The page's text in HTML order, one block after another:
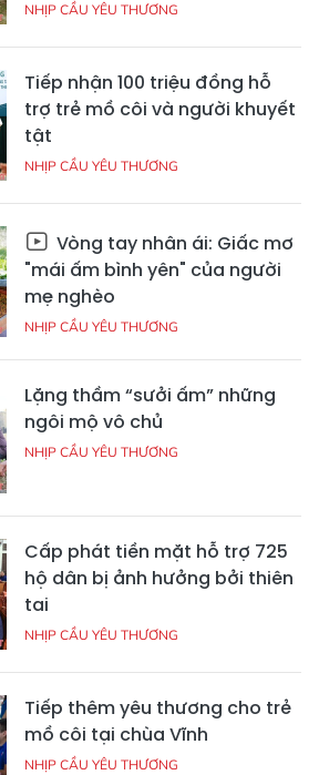
NHỊP CẦU YÊU THƯƠNG
Tiếp nhận 100 triệu đồng hỗ
trợ trẻ mồ côi và người khuyết
tật
NHỊP CẦU YÊU THƯƠNG
Vòng tay nhân ái: Giấc mơ
"mái ấm bình yên" của người
mẹ nghèo
NHỊP CẦU YÊU THƯƠNG
Lặng thầm “sưởi ấm” những
ngôi mộ vô chủ
NHỊP CẦU YÊU THƯƠNG
Cấp phát tiền mặt hỗ trợ 725
hộ dân bị ảnh hưởng bởi thiên
tai
NHỊP CẦU YÊU THƯƠNG
Tiếp thêm yêu thương cho trẻ
mồ côi tại chùa Vĩnh
NHỊP CẦU YÊU THƯƠNG